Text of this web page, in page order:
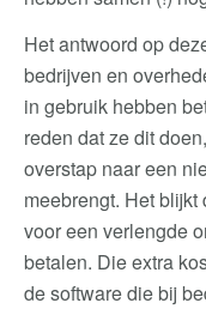
Het antwoord op
bedrijven en
in gebruik hebben
reden dat ze dit
overstap naar een
meebrengt. Het
voor een verlengde
betalen. Die extra
de software die bij